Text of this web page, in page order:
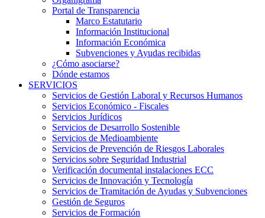
Portal de Transparencia
Marco Estatutario
Información Institucional
Información Económica
Subvenciones y Ayudas recibidas
¿Cómo asociarse?
Dónde estamos
SERVICIOS
Servicios de Gestión Laboral y Recursos Humanos
Servicios Económico - Fiscales
Servicios Jurídicos
Servicios de Desarrollo Sostenible
Servicios de Medioambiente
Servicios de Prevención de Riesgos Laborales
Servicios sobre Seguridad Industrial
Verificación documental instalaciones ECC
Servicios de Innovación y Tecnología
Servicios de Tramitación de Ayudas y Subvenciones
Gestión de Seguros
Servicios de Formación